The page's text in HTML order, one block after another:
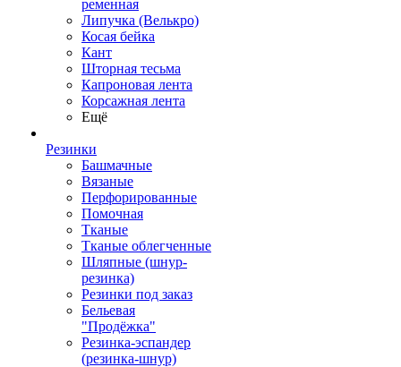
ременная
Липучка (Велькро)
Косая бейка
Кант
Шторная тесьма
Капроновая лента
Корсажная лента
Ещё
Резинки
Башмачные
Вязаные
Перфорированные
Помочная
Тканые
Тканые облегченные
Шляпные (шнур-
резинка)
Резинки под заказ
Бельевая
"Продёжка"
Резинка-эспандер
(резинка-шнур)